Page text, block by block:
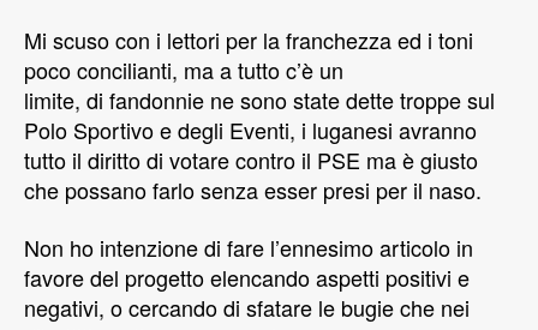
Mi scuso con i lettori per la franchezza ed i toni
poco concilianti, ma a tutto c’è un
limite, di fandonnie ne sono state dette troppe sul
Polo Sportivo e degli Eventi, i luganesi avranno
tutto il diritto di votare contro il PSE ma è giusto
che possano farlo senza esser presi per il naso.
Non ho intenzione di fare l’ennesimo articolo in
favore del progetto elencando aspetti positivi e
negativi, o cercando di sfatare le bugie che nei